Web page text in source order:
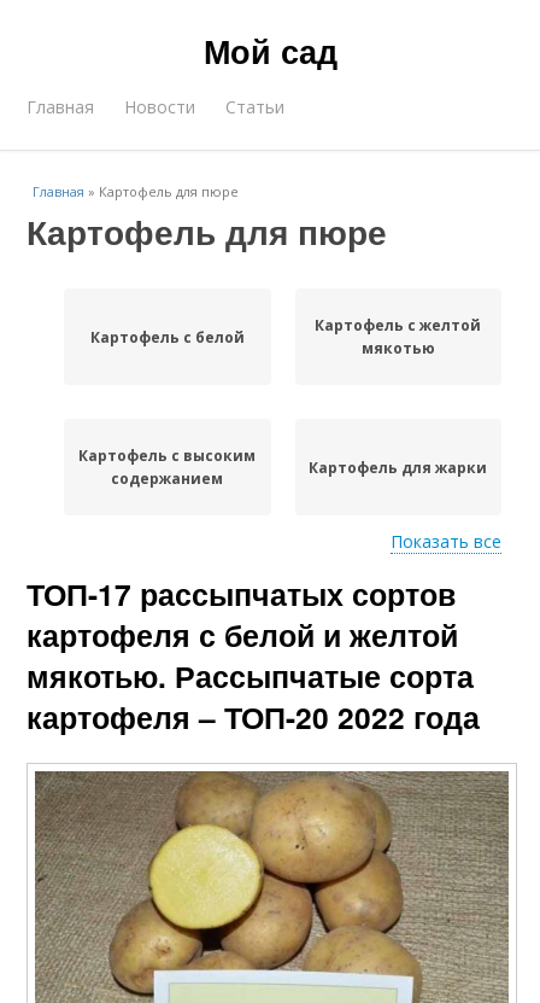
Мой сад
Главная Новости Статьи
Главная » Картофель для пюре
Картофель для пюре
Картофель с белой
Картофель с желтой
мякотью
Картофель с высоким
содержанием
Картофель для жарки
Картофель для
чипсов
Картофель на любой
Картофель по
Поздний картофель
Картофель для варки Цветной картофель
Показать все
ТОП-17 рассыпчатых сортов
картофеля с белой и желтой
мякотью. Рассыпчатые сорта
картофеля – ТОП-20 2022 года